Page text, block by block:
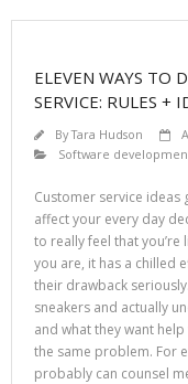
ELEVEN WAYS TO
SERVICE: RULES +
ByTara Hudson
Software
Customer service ideas
affect your every day
to really feel that
you are, it has a chilled
their drawback
sneakers and actually
and what they want
the same problem. For
probably can counsel